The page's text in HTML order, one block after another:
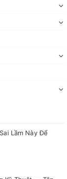
Lầm Này Để